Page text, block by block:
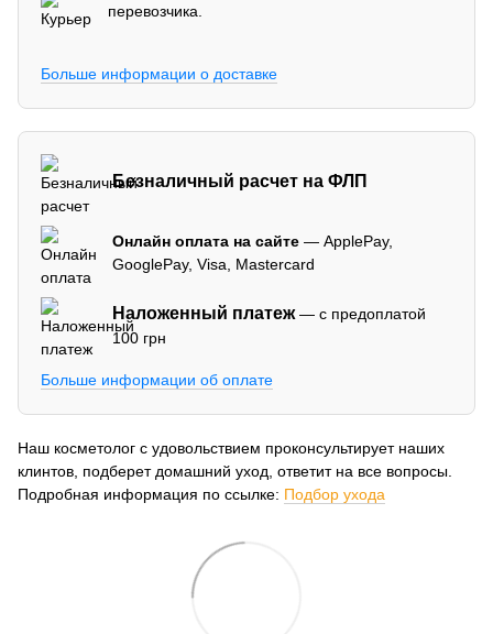
перевозчика.
Больше информации о доставке
Безналичный расчет на ФЛП
Онлайн оплата на сайте — ApplePay,
GooglePay, Visa, Mastercard
Наложенный платеж— с предоплатой
100 грн
Больше информации об оплате
Наш косметолог с удовольствием проконсультирует наших
клинтов, подберет домашний уход, ответит на все вопросы.
Подробная информация по ссылке: Подбор ухода